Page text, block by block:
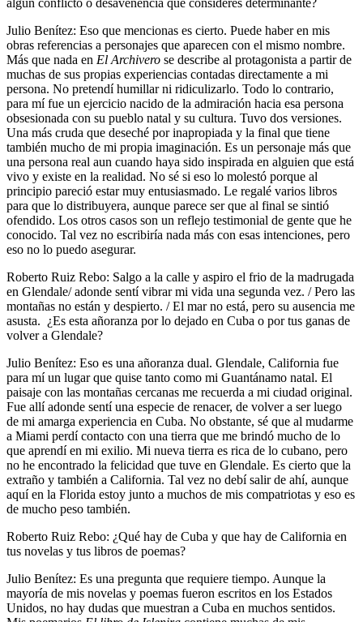
Julio Benítez: Eso que mencionas es cierto. Puede haber en mis
obras referencias a personajes que aparecen con el mismo nombre.
Más que nada en El Archivero se describe al protagonista a partir de
muchas de sus propias experiencias contadas directamente a mi
persona. No pretendí humillar ni ridiculizarlo. Todo lo contrario,
para mí fue un ejercicio nacido de la admiración hacia esa persona
obsesionada con su pueblo natal y su cultura. Tuvo dos versiones.
Una más cruda que deseché por inapropiada y la final que tiene
también mucho de mi propia imaginación. Es un personaje más que
una persona real aun cuando haya sido inspirada en alguien que está
vivo y existe en la realidad. No sé si eso lo molestó porque al
principio pareció estar muy entusiasmado. Le regalé varios libros
para que lo distribuyera, aunque parece ser que al final se sintió
ofendido. Los otros casos son un reflejo testimonial de gente que he
conocido. Tal vez no escribiría nada más con esas intenciones, pero
eso no lo puedo asegurar.
Roberto Ruiz Rebo: Salgo a la calle y aspiro el frio de la madrugada
en Glendale/ adonde sentí vibrar mi vida una segunda vez. / Pero las
montañas no están y despierto. / El mar no está, pero su ausencia me
asusta. ¿Es esta añoranza por lo dejado en Cuba o por tus ganas de
volver a Glendale?
Julio Benítez: Eso es una añoranza dual. Glendale, California fue
para mí un lugar que quise tanto como mi Guantánamo natal. El
paisaje con las montañas cercanas me recuerda a mi ciudad original.
Fue allí adonde sentí una especie de renacer, de volver a ser luego
de mi amarga experiencia en Cuba. No obstante, sé que al mudarme
a Miami perdí contacto con una tierra que me brindó mucho de lo
que aprendí en mi exilio. Mi nueva tierra es rica de lo cubano, pero
no he encontrado la felicidad que tuve en Glendale. Es cierto que la
extraño y también a California. Tal vez no debí salir de ahí, aunque
aquí en la Florida estoy junto a muchos de mis compatriotas y eso es
de mucho peso también.
Roberto Ruiz Rebo: ¿Qué hay de Cuba y que hay de California en
tus novelas y tus libros de poemas?
Julio Benítez: Es una pregunta que requiere tiempo. Aunque la
mayoría de mis novelas y poemas fueron escritos en los Estados
Unidos, no hay dudas que muestran a Cuba en muchos sentidos.